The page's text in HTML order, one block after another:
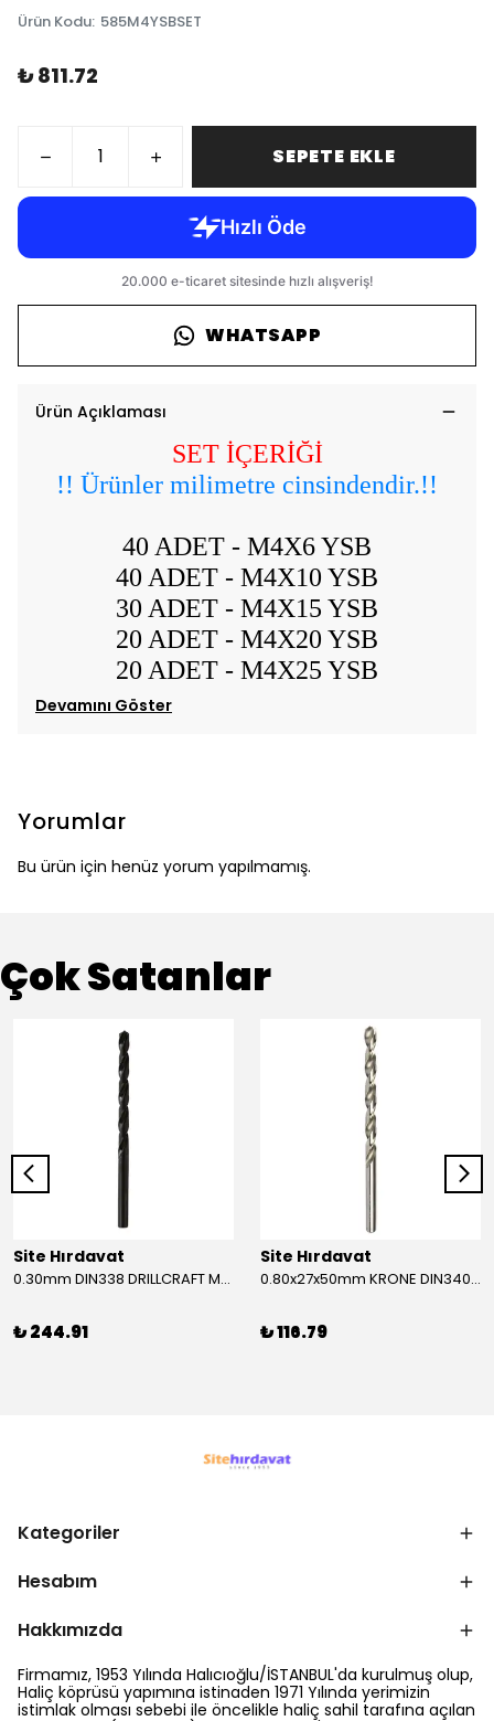
Ürün Kodu: 585M4YSBSET
₺ 811.72
SEPETE EKLE
WHATSAPP
Ürün Açıklaması
SET İÇERİĞİ
!! Ürünler milimetre cinsindendir.!!
40 ADET - M4X6 YSB
40 ADET - M4X10 YSB
30 ADET - M4X15 YSB
20 ADET - M4X20 YSB
20 ADET - M4X25 YSB
Devamını Göster
Yorumlar
Bu ürün için henüz yorum yapılmamış.
Çok Satanlar
Site Hırdavat
0.30mm DIN338 DRILLCRAFT MATKAP UCU HSS 10 Adet
₺ 244.91
Site Hırdavat
0.80x27x50mm KRONE DIN340 UZUN MATKAP UCU HSS 10 Adet
₺ 116.79
Kategoriler
Hesabım
Hakkımızda
Firmamız, 1953 Yılında Halıcıoğlu/İSTANBUL'da kurulmuş olup,
Haliç köprüsü yapımına istinaden 1971 Yılında yerimizin
istimlak olması sebebi ile öncelikle haliç sahil tarafına açılan